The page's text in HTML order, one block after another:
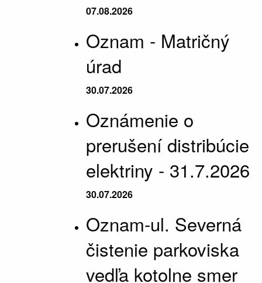
07.08.2026
Oznam - Matričný
úrad
30.07.2026
Oznámenie o
prerušení distribúcie
elektriny - 31.7.2026
30.07.2026
Oznam-ul. Severná
čistenie parkoviska
vedľa kotolne smer